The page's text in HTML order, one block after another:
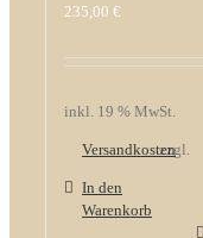
235,00 €
inkl. 19 % MwSt.
zzgl.
Versandkosten
In den
Warenkorb